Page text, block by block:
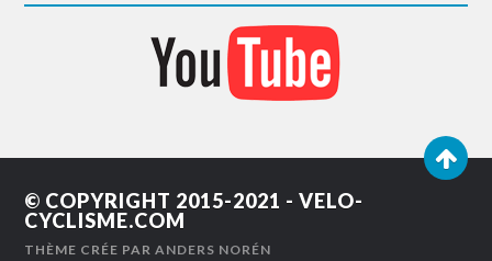
© COPYRIGHT 2015-2021 -VELO-
CYCLISME.COM
THÈME CRÉE PARANDERS NORÉN